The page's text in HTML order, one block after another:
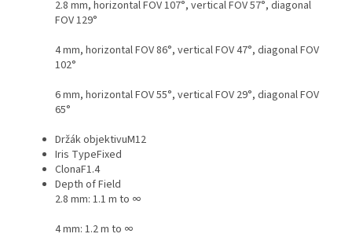
2.8 mm, horizontal FOV 107°, vertical FOV 57°, diagonal
FOV 129°
4 mm, horizontal FOV 86°, vertical FOV 47°, diagonal FOV
102°
6 mm, horizontal FOV 55°, vertical FOV 29°, diagonal FOV
65°
Držák objektivuM12
Iris TypeFixed
ClonaF1.4
Depth of Field
2.8 mm: 1.1 m to ∞
4 mm: 1.2 m to ∞